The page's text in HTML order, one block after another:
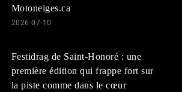
Motoneiges.ca
2026-07-10
Festidrag de Saint-Honoré : une
première édition qui frappe fort sur
la piste comme dans le cœur